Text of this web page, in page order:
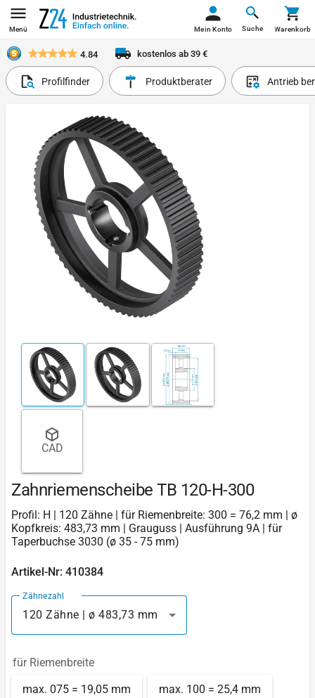
Menü Suche
Mein Konto Warenkorb
4.84 kostenlos ab 39 €
Profilfinder Produktberater Antrieb
CAD
Zahnriemenscheibe TB 120-H-300
Profil: H | 120 Zähne | für Riemenbreite: 300 = 76,2 mm | ø
Kopfkreis: 483,73 mm | Grauguss | Ausführung 9A | für
Taperbuchse 3030 (ø 35 - 75 mm)
Artikel-Nr: 410384
Zähnezahl
120 Zähne | ø 483,73 mm
für Riemenbreite
max. 075 = 19,05 mm max. 100 = 25,4 mm